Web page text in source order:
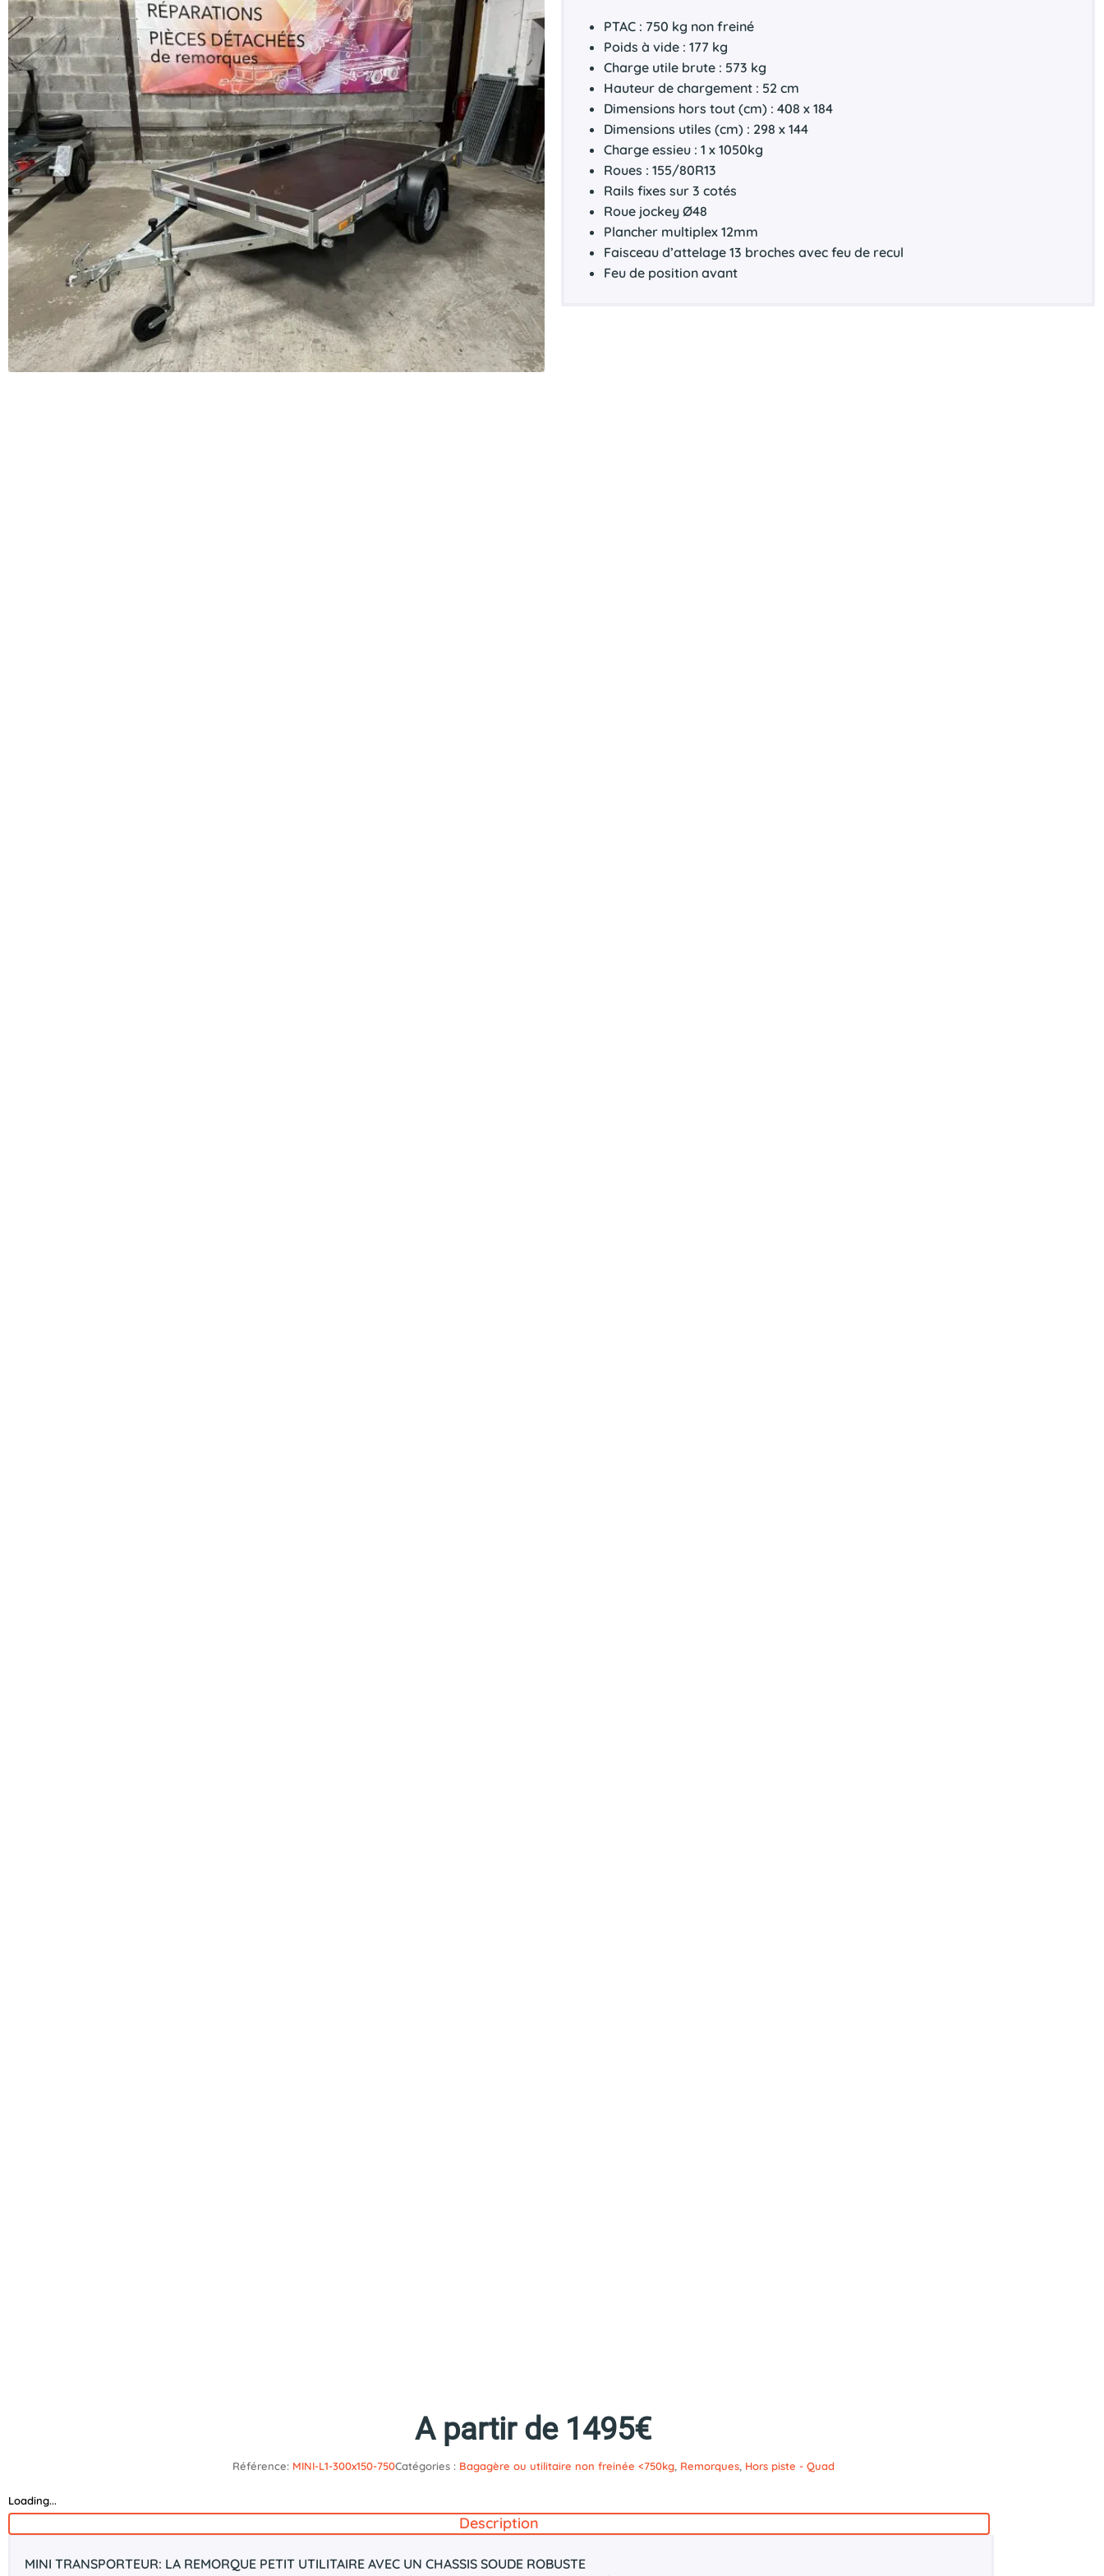
PTAC : 750 kg non freiné
Poids à vide : 177 kg
Charge utile brute : 573 kg
Hauteur de chargement : 52 cm
Dimensions hors tout (cm) : 408 x 184
Dimensions utiles (cm) : 298 x 144
Charge essieu : 1 x 1050kg
Roues : 155/80R13
Rails fixes sur 3 cotés
Roue jockey Ø48
Plancher multiplex 12mm
Faisceau d’attelage 13 broches avec feu de recul
Feu de position avant
A partir de 1495€
Référence: MINI-L1-300x150-750Catégories : Bagagère ou utilitaire non freinée <750kg, Remorques, Hors piste - Quad
Loading...
Description
MINI TRANSPORTEUR: LA REMORQUE PETIT UTILITAIRE AVEC UN CHASSIS SOUDE ROBUSTE